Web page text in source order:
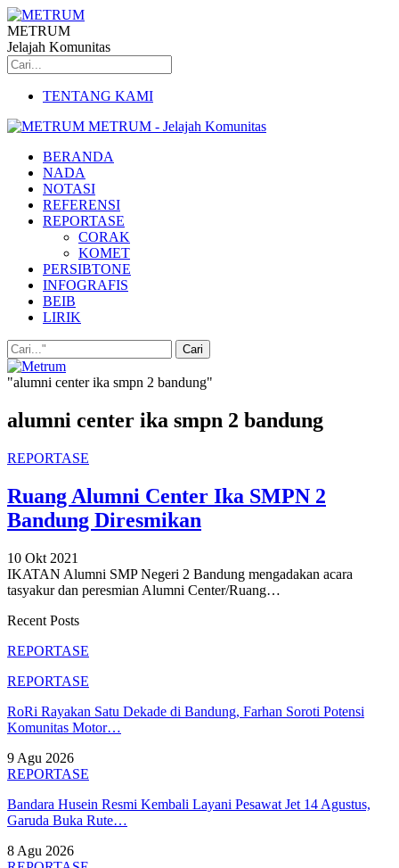
METRUM
Jelajah Komunitas
TENTANG KAMI
METRUM - Jelajah Komunitas
BERANDA
NADA
NOTASI
REFERENSI
REPORTASE
CORAK
KOMET
PERSIBTONE
INFOGRAFIS
BEIB
LIRIK
"alumni center ika smpn 2 bandung"
alumni center ika smpn 2 bandung
REPORTASE
Ruang Alumni Center Ika SMPN 2
Bandung Diresmikan
10 Okt 2021
IKATAN Alumni SMP Negeri 2 Bandung mengadakan acara
tasyakur dan peresmian Alumni Center/Ruang…
Recent Posts
REPORTASE
REPORTASE
RoRi Rayakan Satu Dekade di Bandung, Farhan Soroti Potensi
Komunitas Motor…
9 Agu 2026
REPORTASE
Bandara Husein Resmi Kembali Layani Pesawat Jet 14 Agustus,
Garuda Buka Rute…
8 Agu 2026